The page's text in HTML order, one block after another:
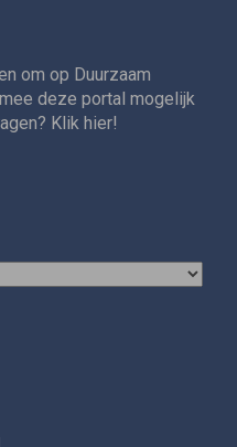
om op Duurzaam
deze portal mogelijk
Klik hier!